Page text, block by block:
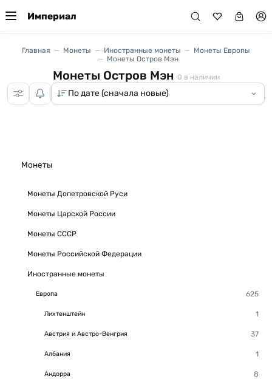
Империал
Монеты
Монеты Допетровской Руси
Монеты Царской России
Монеты СССР
Монеты Российской Федерации
Иностранные монеты
Европа
Лихтенштейн
Австрия и Австро-Венгрия
Албания
Андорра
Главная Монеты Иностранные монеты
Монеты Европы
Монеты Остров Мэн
Монеты Остров Мэн 0 в наличии